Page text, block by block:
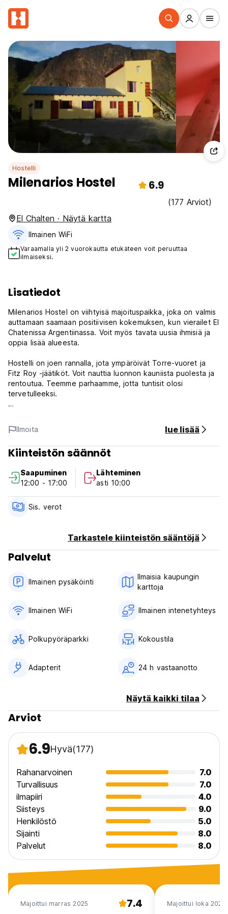
Hostelli
Milenarios Hostel 6.9
(177 Arviot)
El Chalten · Näytä kartta
Ilmainen WiFi
Varaamalla yli 2 vuorokautta etukäteen voit peruuttaa
ilmaiseksi.
Lisatiedot
Milenarios Hostel on viihtyisä majoituspaikka, joka on valmis
auttamaan saamaan positiivisen kokemuksen, kun vierailet El
Chatenissa Argentiinassa. Voit myös tavata uusia ihmisiä ja
oppia lisää alueesta.
Hostelli on joen rannalla, jota ympäröivät Torre-vuoret ja
Fitz Roy -jäätiköt. Voit nauttia luonnon kauniista puolesta ja
rentoutua. Teemme parhaamme, jotta tuntisit olosi
tervetulleeksi.
henkilöä, mitat tämän huoneen 26 m2, kylpyhuone, huone
#9 on kerrossängyt jopa 8 henkilöä, mitat tämän huoneen
37 m2, kylpyhuone. Tämä on idea siitä, mitä voit löytää.
Meillä on myös yhteisiä alueita.
Milenarios Hostel Säännöt ja ehdot:
Sisäänkirjautuminen klo 12.00 alkaen
Uloskirjautuminen ennen klo 10.00
Oleskelun enimmäiskesto on 8 päivää.
Maksu saapumisen yhteydessä käteisellä.
Aamiainen ei sisälly hintaan -
Ilmoittautumisrajan tarkistus klo 22.00 saapumatta jättämisen
Yleistä:
Ei ulkonaliikkumiskieltoa. (Auto-translated from original
Ilmoita lue lisää
Kiinteistön säännöt
Saapuminen
12:00 - 17:00
Lähteminen
asti 10:00
Sis. verot
Tarkastele kiinteistön sääntöjä
Palvelut
Ilmainen pysäköinti
Ilmaisia ​​kaupungin
karttoja
Ilmainen WiFi Ilmainen intenetyhteys
Polkupyöräparkki Kokoustila
Adapterit 24 h vastaanotto
Näytä kaikki tilaa
Arviot
6.9Hyvä(177)
Rahanarvoinen
7.0
Turvallisuus
7.0
ilmapiiri
4.0
Siisteys
9.0
Henkilöstö
5.0
Sijainti
8.0
Palvelut
8.0
Majoittui marras 2025 7.4 Majoittui loka 2025